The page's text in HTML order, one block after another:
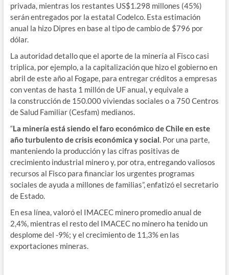
privada, mientras los restantes US$1.298 millones (45%)
serán entregados por la estatal Codelco. Esta estimación
anual la hizo Dipres en base al tipo de cambio de $796 por
dólar.
La autoridad detallo que el aporte de la minería al Fisco casi
triplica, por ejemplo, a la capitalización que hizo el gobierno en
abril de este año al Fogape, para entregar créditos a empresas
con ventas de hasta 1 millón de UF anual, y equivale a
la construcción de 150.000 viviendas sociales o a 750 Centros
de Salud Familiar (Cesfam) medianos.
“La minería está siendo el faro económico de Chile en este
año turbulento de crisis económica y social. Por una parte,
manteniendo la producción y las cifras positivas de
crecimiento industrial minero y, por otra, entregando valiosos
recursos al Fisco para financiar los urgentes programas
sociales de ayuda a millones de familias”, enfatizó el secretario
de Estado.
En esa línea, valoró el IMACEC minero promedio anual de
2,4%, mientras el resto del IMACEC no minero ha tenido un
desplome del -9%; y el crecimiento de 11,3% en las
exportaciones mineras.